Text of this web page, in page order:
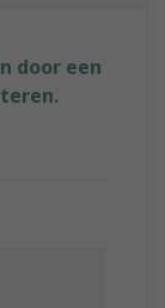
door een